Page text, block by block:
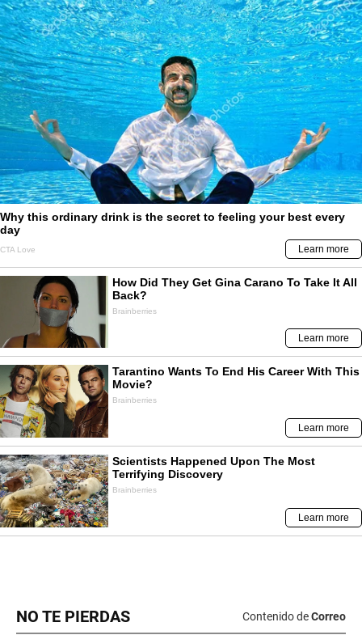
NO TE PIERDAS Contenido deCorreo